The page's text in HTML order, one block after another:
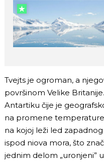
Tvejts je ogroman, a
površinom Velike
Antartiku čije je
na promene
na kojoj leži led
ispod niova mora, što
jednim delom „uronjeni”